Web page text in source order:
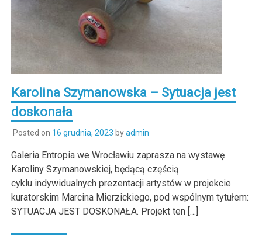
Karolina Szymanowska – Sytuacja jest
doskonała
Posted on 16 grudnia, 2023 byadmin
Galeria Entropia we Wrocławiu zaprasza na wystawę
Karoliny Szymanowskiej, będącą częścią
cyklu indywidualnych prezentacji artystów w projekcie
kuratorskim Marcina Mierzickiego, pod wspólnym tytułem:
SYTUACJA JEST DOSKONAŁA. Projekt ten […]